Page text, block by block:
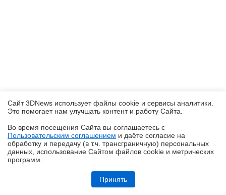
Обзор смартфона HUAWEI Pura 90s Pro Max: красота повсюду
Сайт 3DNews использует файлы cookie и сервисы аналитики.
Это помогает нам улучшать контент и работу Cайта.
Во время посещения Cайта вы соглашаетесь с
Пользовательским соглашением и даёте согласие на
обработку и передачу (в т.ч. трансграничную) персональных
данных, использование Cайтом файлов cookie и метрических
программ.
Принять